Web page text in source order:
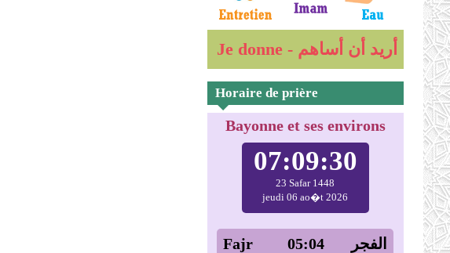
Je donne - أريد أن أساهم
Horaire de prière
Bayonne et ses environs
07:09:31
23 Safar 1448
jeudi 06 ao�t 2026
Fajr 05:04 الفجر